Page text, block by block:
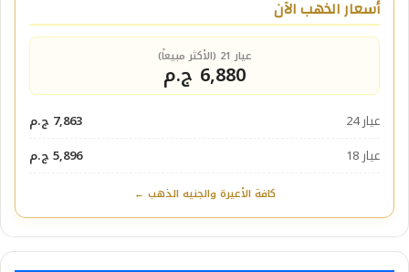
أسعار الذهب الآن
عيار 21 (الأكثر مبيعاً)
6,880 ج.م
عيار 24
7,863 ج.م
عيار 18
5,896 ج.م
كافة الأعيرة والجنيه الذهب ←